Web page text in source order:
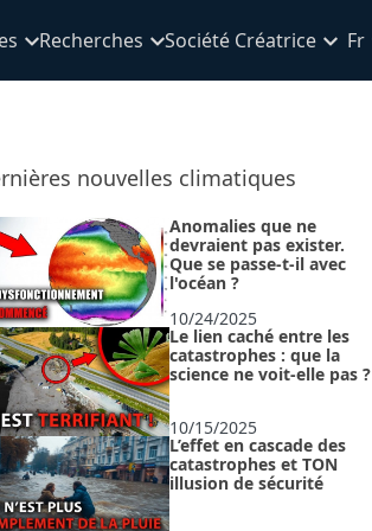
Recherches Société Créatrice Fr
nouvelles climatiques
Anomalies que ne
devraient pas exister.
Que se passe-t-il avec
l'océan ?
10/24/2025
Le lien caché entre les
catastrophes : que la
science ne voit-elle pas ?
10/15/2025
L’effet en cascade des
catastrophes et TON
illusion de sécurité